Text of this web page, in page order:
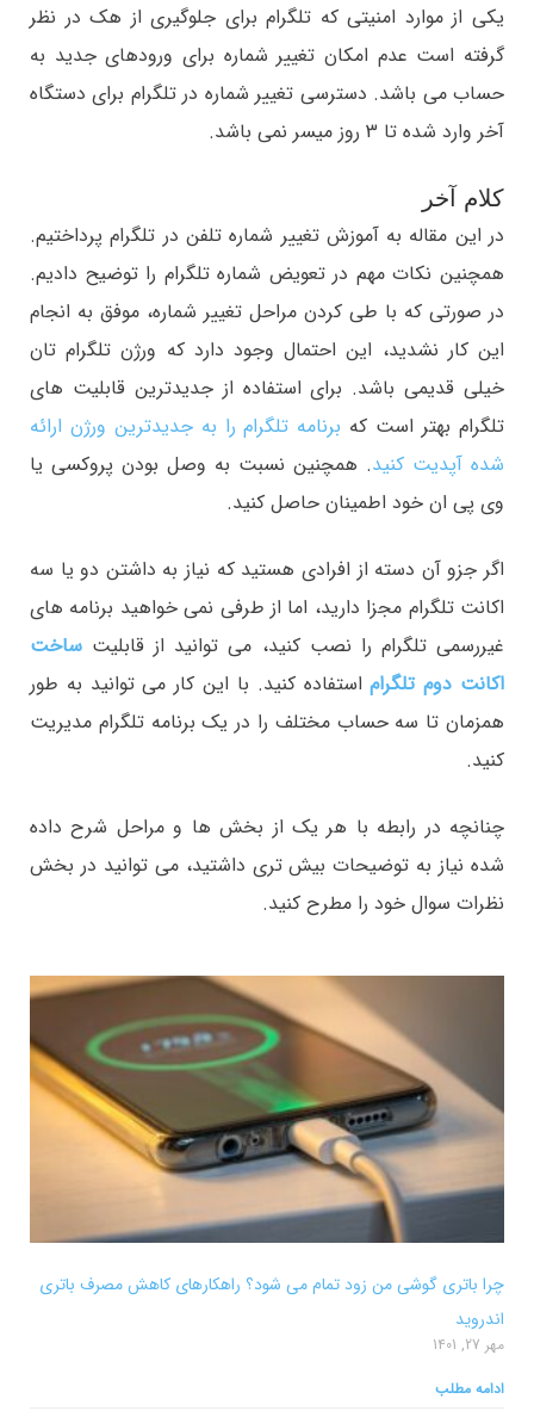
یکی از موارد امنیتی که تلگرام برای جلوگیری از هک در نظر
گرفته است عدم امکان تغییر شماره برای ورودهای جدید به
حساب می باشد. دسترسی تغییر شماره در تلگرام برای دستگاه
آخر وارد شده تا 3 روز میسر نمی باشد.
کلام آخر
در این مقاله به آموزش تغییر شماره تلفن در تلگرام پرداختیم.
همچنین نکات مهم در تعویض شماره تلگرام را توضیح دادیم.
در صورتی که با طی کردن مراحل تغییر شماره، موفق به انجام
این کار نشدید، این احتمال وجود دارد که ورژن تلگرام تان
خیلی قدیمی باشد. برای استفاده از جدیدترین قابلیت های
تلگرام بهتر است که برنامه تلگرام را به جدیدترین ورژن ارائه
شده آپدیت کنید. همچنین نسبت به وصل بودن پروکسی یا
وی پی ان خود اطمینان حاصل کنید.
اگر جزو آن دسته از افرادی هستید که نیاز به داشتن دو یا سه
اکانت تلگرام مجزا دارید، اما از طرفی نمی خواهید برنامه های
غیررسمی تلگرام را نصب کنید، می توانید از قابلیت ساخت
اکانت دوم تلگرام استفاده کنید. با این کار می توانید به طور
همزمان تا سه حساب مختلف را در یک برنامه تلگرام مدیریت
کنید.
چنانچه در رابطه با هر یک از بخش ها و مراحل شرح داده
شده نیاز به توضیحات بیش تری داشتید، می توانید در بخش
نظرات سوال خود را مطرح کنید.
چرا باتری گوشی من زود تمام می شود؟ راهکارهای کاهش مصرف باتری
اندروید
مهر 27, 1401
ادامه مطلب